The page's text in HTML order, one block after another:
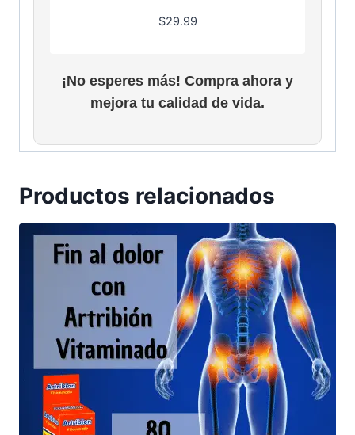
$29.99
¡No esperes más! Compra ahora y
mejora tu calidad de vida.
Productos relacionados